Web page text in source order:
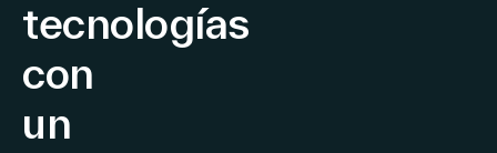
Inversionistas
Carreras
tecnologías
con
un